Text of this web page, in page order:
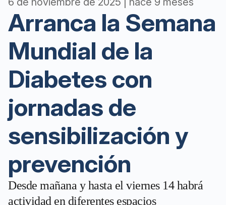
Arranca la Semana
Mundial de la
Diabetes con
jornadas de
sensibilización y
prevención
Desde mañana y hasta el viernes 14 habrá
actividad en diferentes espacios